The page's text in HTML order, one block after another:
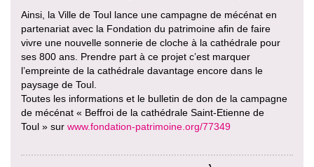
Ainsi, la Ville de Toul lance une campagne de mécénat en
partenariat avec la Fondation du patrimoine afin de faire
vivre une nouvelle sonnerie de cloche à la cathédrale pour
ses 800 ans. Prendre part à ce projet c’est marquer
l’empreinte de la cathédrale davantage encore dans le
paysage de Toul.
Toutes les informations et le bulletin de don de la campagne
de mécénat « Beffroi de la cathédrale Saint-Etienne de
Toul » sur www.fondation-patrimoine.org/77349